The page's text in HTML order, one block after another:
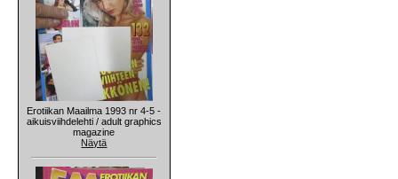
Erotiikan Maailma 1993 nr 4-5 -
aikuisviihdelehti / adult graphics
magazine
Näytä